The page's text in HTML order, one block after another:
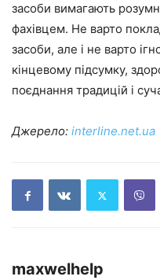
засоби вимагають
фахівцем. Не варто
засоби, але і не варто
кінцевому підсумку,
поєднання традицій і
Джерело: interline.net.ua
maxwelhelp